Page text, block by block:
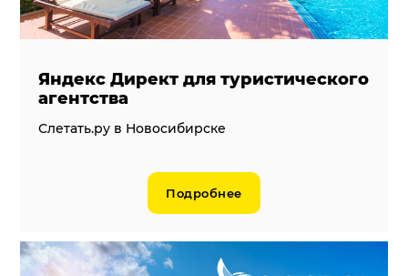
Яндекс Директ для туристического
агентства
Слетать.ру в Новосибирске
Подробнее